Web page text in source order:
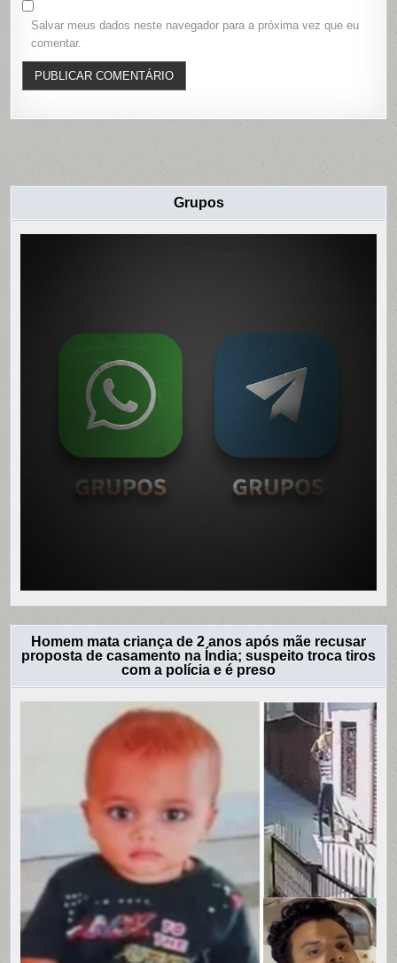
Salvar meus dados neste navegador para a próxima vez que eu
comentar.
Grupos
Homem mata criança de 2 anos após mãe recusar
proposta de casamento na Índia; suspeito troca tiros
com a polícia e é preso